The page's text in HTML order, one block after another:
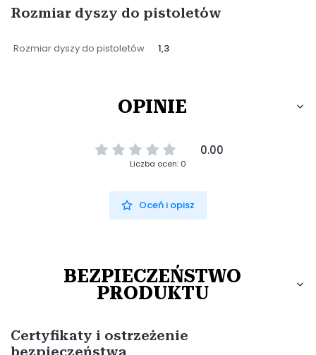
Rozmiar dyszy do pistoletów
Rozmiar dyszy do pistoletów 1,3
OPINIE
0.00
Liczba ocen: 0
Oceń i opisz
BEZPIECZEŃSTWO
PRODUKTU
Certyfikaty i ostrzeżenie